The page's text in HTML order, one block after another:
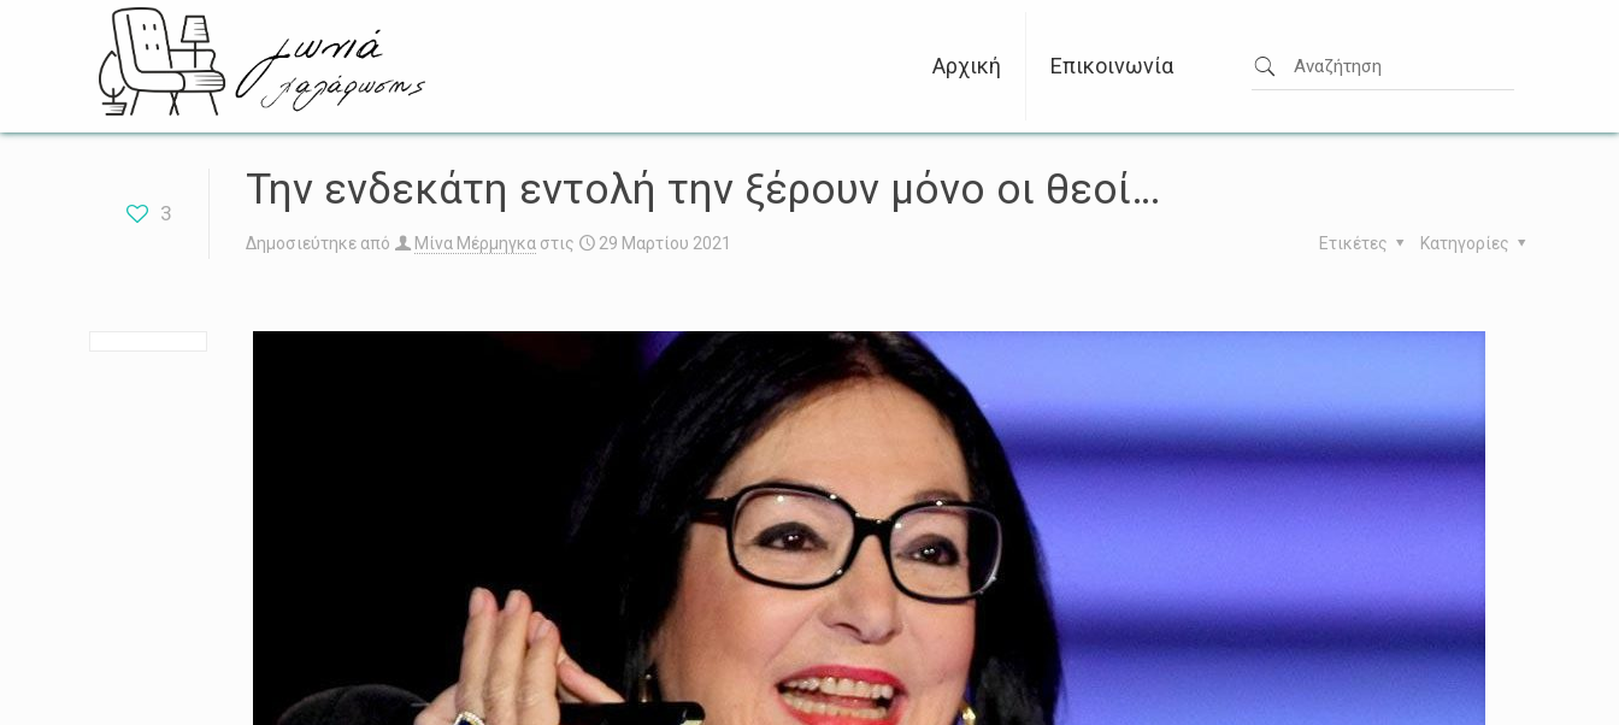
Αρχική Επικοινωνία
3 Την ενδεκάτη εντολή την ξέρουν μόνο οι θεοί…
Δημοσιεύτηκε από Μίνα Μέρμηγκα στις 29 Μαρτίου 2021 Κατηγορίες
Ετικέτες